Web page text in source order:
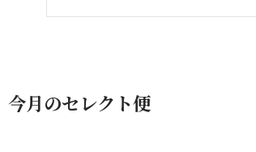
今月のセレクト便